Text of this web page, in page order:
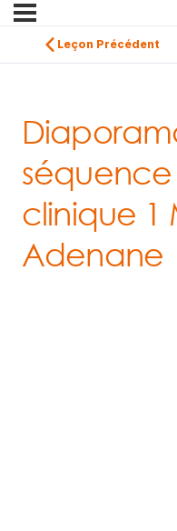
Leçon Précédent
clinique 1
Adenane